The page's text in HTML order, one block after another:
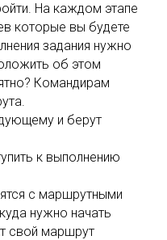
На каждом этапе
которые вы будете
задания нужно
об этом
Командирам
и берут
к выполнению
с маршрутными
нужно начать
свой маршрут